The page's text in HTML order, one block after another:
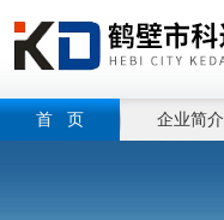
首 页 企业简介